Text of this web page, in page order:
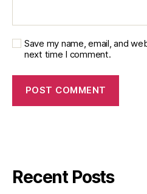
Save my name, email, and
next time I comment.
Recent Posts